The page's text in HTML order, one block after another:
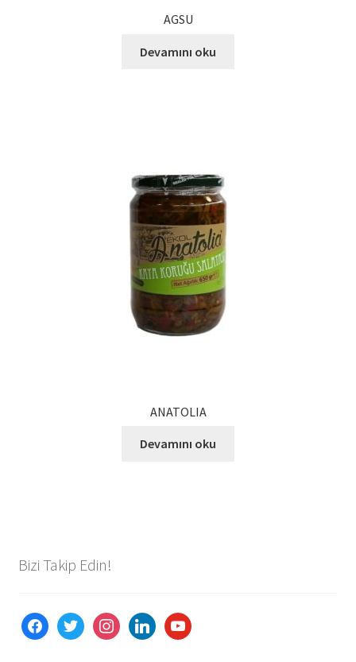
AGSU
Devamını oku
ANATOLIA
Devamını oku
Bizi Takip Edin!
facebooktwitter instagramlinkedinyoutube